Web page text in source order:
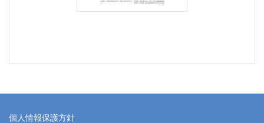
個人情報保護方針